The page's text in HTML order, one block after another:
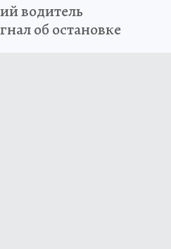
водитель
об остановке